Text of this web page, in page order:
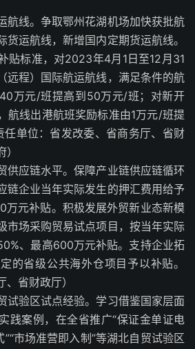
航线。争取鄂州花湖机场加快获批航
货运航线，新增国内定期货运航线。
贴标准，对2023年4月1日至12月31
远程）国际航运航线，满足条件的航
万元/班提高到50万元/班；对新开
航线出港航班奖励标准由1万元/班提
任单位：省发改委、省商务厅、省财
供应链水平。保障产业链供应链循环
链企业当年实际发生的押汇费用给予
万元补贴。积极发展外贸新业态新模
市场采购贸易试点项目，按当年实际
、最高600万元补贴。支持企业拓
的省级公共海外仓项目予以补贴。
、省财政厅）
试验区试点经验。学习借鉴国家层面
践案例，在全省推广“保证金单证电
”“市场准营即入制”等湖北自贸试验区